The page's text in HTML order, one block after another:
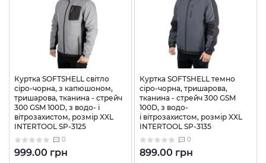
Куртка SOFTSHELL світло
сіро-чорна, з капюшоном,
тришарова, тканина - стрейч
300 GSM 100D, з водо- і
вітрозахистом, розмір XXL
INTERTOOL SP-3125
0
999.00 грн
Куртка SOFTSHELL темно
сіро-чорна, тришарова,
тканина - стрейч 300 GSM
100D, з водо-
і вітрозахистом, розмір XXL
INTERTOOL SP-3135
0
899.00 грн